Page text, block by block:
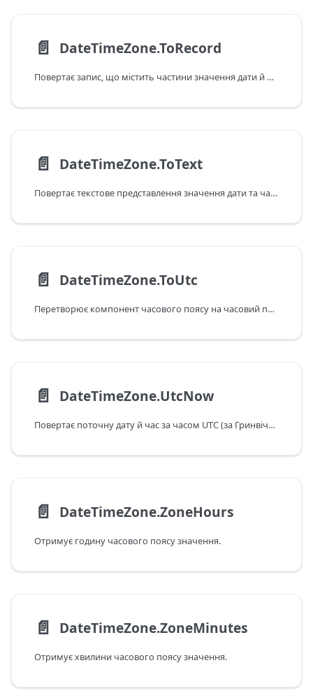
📄️ DateTimeZone.ToRecord
Повертає запис, що містить частини значення дати й часу з часовим поясом.
📄️ DateTimeZone.ToText
Повертає текстове представлення значення дати та часу з часовим поясом.
📄️ DateTimeZone.ToUtc
Перетворює компонент часового поясу на часовий пояс UTC.
📄️ DateTimeZone.UtcNow
Повертає поточну дату й час за часом UTC (за Гринвічем).
📄️ DateTimeZone.ZoneHours
Отримує годину часового поясу значення.
📄️ DateTimeZone.ZoneMinutes
Отримує хвилини часового поясу значення.